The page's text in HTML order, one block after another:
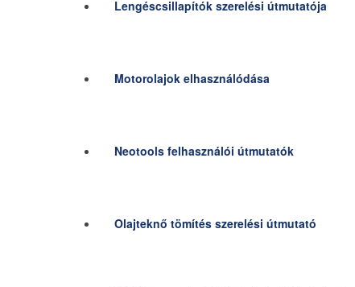
Lengéscsillapítók szerelési útmutatója
Motorolajok elhasználódása
Neotools felhasználói útmutatók
Olajteknő tömítés szerelési útmutató